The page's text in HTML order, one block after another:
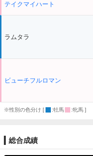
テイクマイハート
ラムタラ
ビューチフルロマン
※性別の色分け [ :牡馬 :牝馬 ]
総合成績